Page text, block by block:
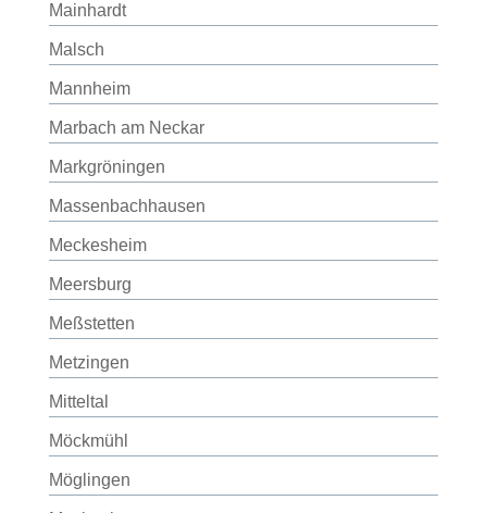
Mainhardt
Malsch
Mannheim
Marbach am Neckar
Markgröningen
Massenbachhausen
Meckesheim
Meersburg
Meßstetten
Metzingen
Mitteltal
Möckmühl
Möglingen